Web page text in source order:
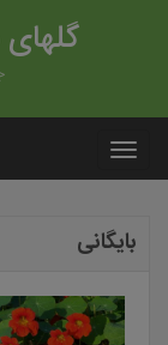
بایگانی